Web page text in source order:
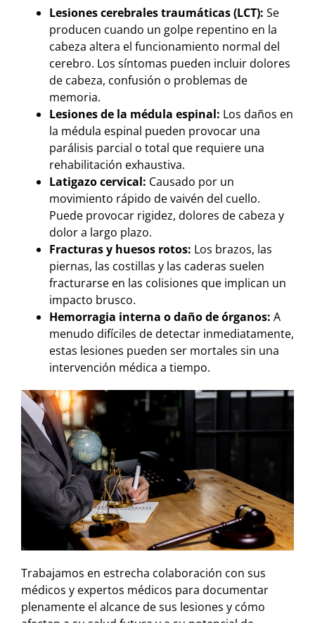
Lesiones cerebrales traumáticas (LCT): Se
producen cuando un golpe repentino en la
cabeza altera el funcionamiento normal del
cerebro. Los síntomas pueden incluir dolores
de cabeza, confusión o problemas de
memoria.
Lesiones de la médula espinal: Los daños en
la médula espinal pueden provocar una
parálisis parcial o total que requiere una
rehabilitación exhaustiva.
Latigazo cervical: Causado por un
movimiento rápido de vaivén del cuello.
Puede provocar rigidez, dolores de cabeza y
dolor a largo plazo.
Fracturas y huesos rotos: Los brazos, las
piernas, las costillas y las caderas suelen
fracturarse en las colisiones que implican un
impacto brusco.
Hemorragia interna o daño de órganos: A
menudo difíciles de detectar inmediatamente,
estas lesiones pueden ser mortales sin una
intervención médica a tiempo.
Trabajamos en estrecha colaboración con sus
médicos y expertos médicos para documentar
plenamente el alcance de sus lesiones y cómo